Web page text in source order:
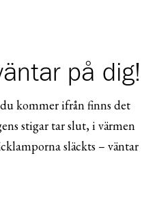
på dig!
kommer ifrån finns det
stigar tar slut, i värmen
släckts – väntar